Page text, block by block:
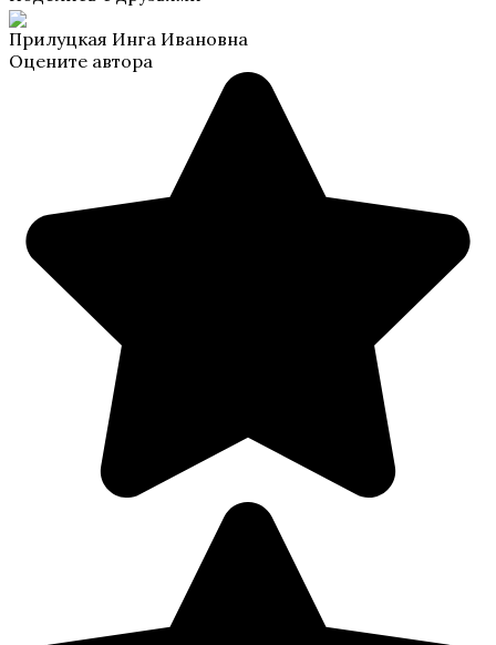
Прилуцкая Инга Ивановна
Оцените автора